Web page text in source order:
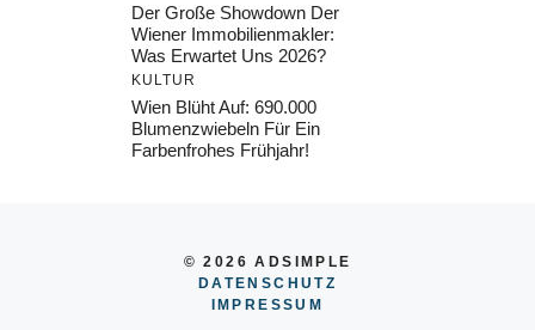
Der Große Showdown Der
Wiener Immobilienmakler:
Was Erwartet Uns 2026?
KULTUR
Wien Blüht Auf: 690.000
Blumenzwiebeln Für Ein
Farbenfrohes Frühjahr!
© 2026 ADSIMPLE
DATENSCHUTZ
IMPRESSUM